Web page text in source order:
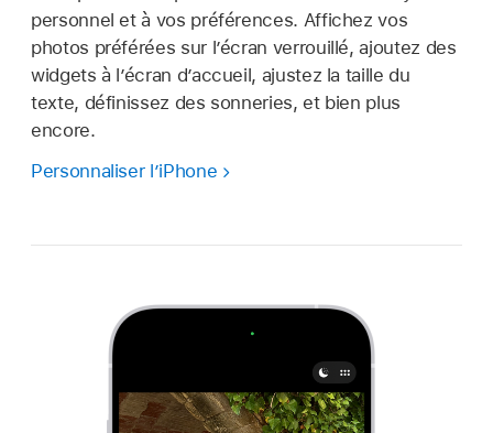
personnel et à vos préférences. Affichez vos
photos préférées sur l’écran verrouillé, ajoutez des
widgets à l’écran d’accueil, ajustez la taille du
texte, définissez des sonneries, et bien plus
encore.
Personnaliser l’iPhone